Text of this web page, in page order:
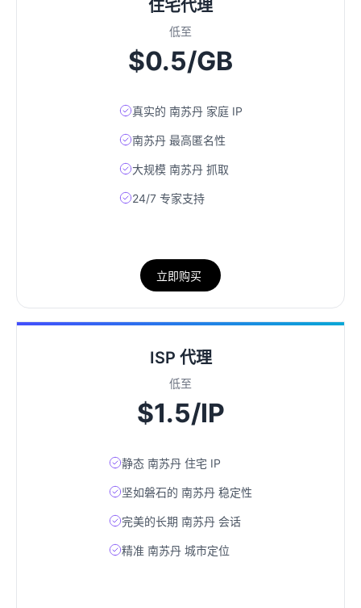
住宅代理
低至
$0.5/GB
真实的 南苏丹 家庭 IP
南苏丹 最高匿名性
大规模 南苏丹 抓取
24/7 专家支持
立即购买
ISP 代理
低至
$1.5/IP
静态 南苏丹 住宅 IP
坚如磐石的 南苏丹 稳定性
完美的长期 南苏丹 会话
精准 南苏丹 城市定位